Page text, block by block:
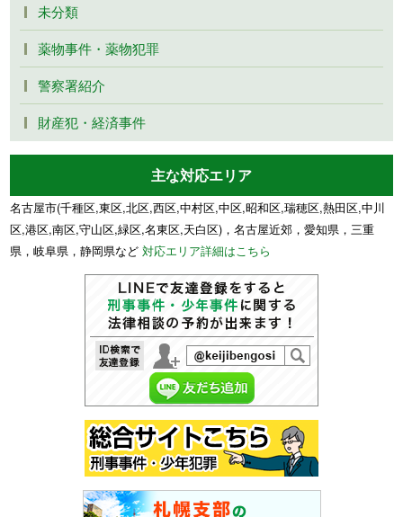
未分類
薬物事件・薬物犯罪
警察署紹介
財産犯・経済事件
主な対応エリア
名古屋市(千種区,東区,北区,西区,中村区,中区,昭和区,瑞穂区,熱田区,中川
区,港区,南区,守山区,緑区,名東区,天白区)，名古屋近郊，愛知県，三重
県，岐阜県，静岡県など対応エリア詳細はこちら